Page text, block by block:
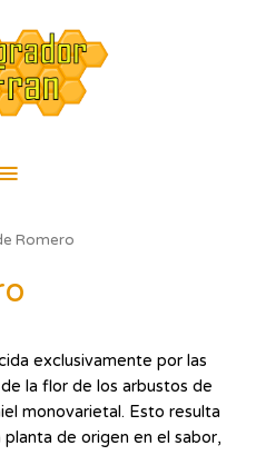
Romero
exclusivamente por las
la flor de los arbustos de
monovarietal. Esto resulta
de origen en el sabor,